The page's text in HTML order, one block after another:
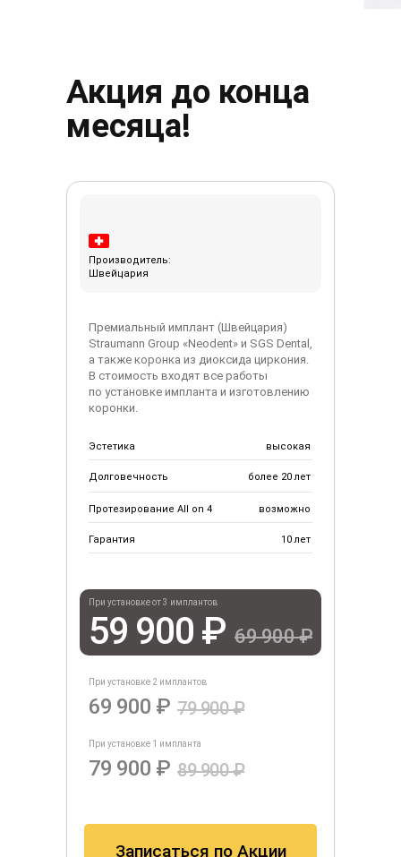
Премиальный имплант (Швейцария)
Straumann Group «Neodent» и SGS Dental,
а также коронка из диоксида циркония.
В стоимость входят все работы
по установке импланта и изготовлению
коронки.
Эстетика высокая
Долговечность более 20 лет
Протезирование All on 4
Гарантия
возможно
10 лет
Записаться по Акции
Производитель:
Швейцария
69 900 ₽
При установке 2 имплантов
79 900 ₽
79 900 ₽
При установке 1 импланта
89 900 ₽
Акция до конца
месяца!
59 900 ₽
При установке от 3 имплантов
69 900 ₽